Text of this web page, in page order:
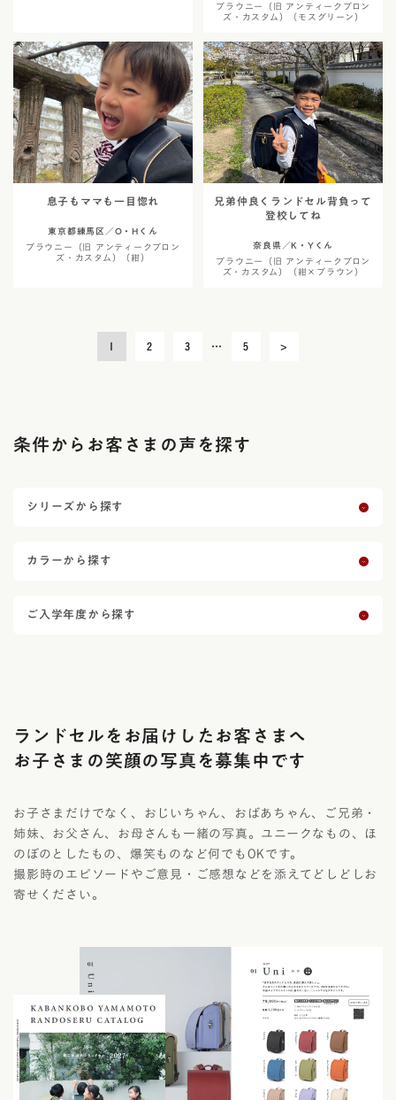
ブラウニー（旧 アンティークブロン
ズ・カスタム）（モスグリーン）
息子もママも一目惚れ
東京都練馬区／O・Hくん
ブラウニー（旧 アンティークブロン
ズ・カスタム）（紺）
兄弟仲良くランドセル背負って
登校してね
奈良県／K・Yくん
ブラウニー（旧 アンティークブロン
ズ・カスタム）（紺×ブラウン）
ジ
送
2 3 … 5 >
条件からお客さまの声を探す
シリーズから探す
カラーから探す
ご入学年度から探す
ランドセルをお届けしたお客さまへ
お子さまの笑顔の写真を募集中です
お子さまだけでなく、おじいちゃん、おばあちゃん、ご兄弟・
姉妹、お父さん、お母さんも一緒の写真。ユニークなもの、ほ
のぼのとしたもの、爆笑ものなど何でもOKです。
撮影時のエピソードやご意見・ご感想などを添えてどしどしお
寄せください。